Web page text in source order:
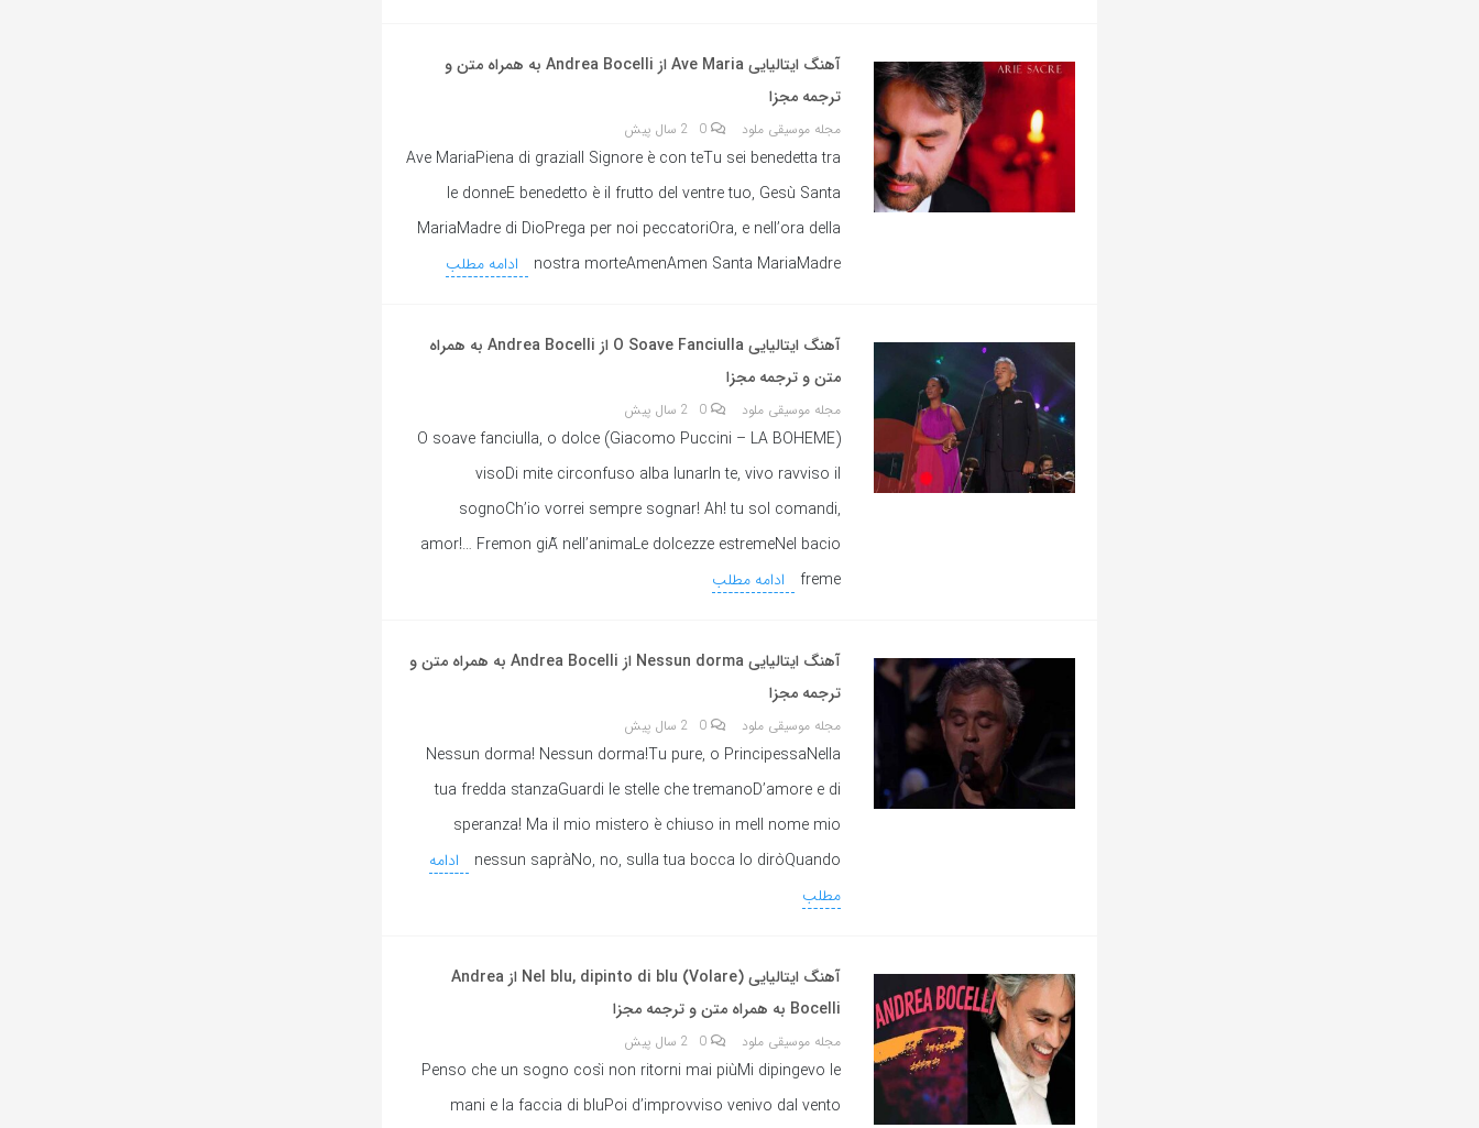
آهنگ ایتالیایی Ave Maria از Andrea Bocelli به همراه متن و
ترجمه مجزا
مجله موسیقی ملود 0 2 سال پیش
Ave MariaPiena di graziaIl Signore è con teTu sei benedetta tra
le donneE benedetto è il frutto del ventre tuo, Gesù Santa
MariaMadre di DioPrega per noi peccatoriOra, e nell’ora della
nostra morteAmenAmen Santa MariaMadre
ادامه مطلب
آهنگ ایتالیایی O Soave Fanciulla از Andrea Bocelli به همراه
متن و ترجمه مجزا
مجله موسیقی ملود 0 2 سال پیش
(Giacomo Puccini – LA BOHEME) O soave fanciulla, o dolce
visoDi mite circonfuso alba lunarIn te, vivo ravviso il
sognoCh’io vorrei sempre sognar! Ah! tu sol comandi,
amor!… Fremon giÃ nell’animaLe dolcezze estremeNel bacio
freme
ادامه مطلب
آهنگ ایتالیایی Nessun dorma از Andrea Bocelli به همراه متن و
ترجمه مجزا
مجله موسیقی ملود 0 2 سال پیش
Nessun dorma! Nessun dorma!Tu pure, o PrincipessaNella
tua fredda stanzaGuardi le stelle che tremanoD’amore e di
speranza! Ma il mio mistero è chiuso in meIl nome mio
nessun sapràNo, no, sulla tua bocca lo diròQuando
ادامه
مطلب
آهنگ ایتالیایی Nel blu, dipinto di blu (Volare) از Andrea
Bocelli به همراه متن و ترجمه مجزا
مجله موسیقی ملود 0 2 سال پیش
Penso che un sogno così non ritorni mai piùMi dipingevo le
mani e la faccia di bluPoi d’improvviso venivo dal vento